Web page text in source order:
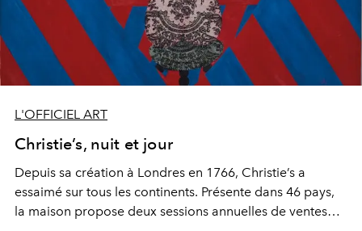
L'OFFICIEL ART
Christie’s, nuit et jour
Depuis sa création à Londres en 1766, Christie’s a
essaimé sur tous les continents. Présente dans 46 pays,
la maison propose deux sessions annuelles de ventes